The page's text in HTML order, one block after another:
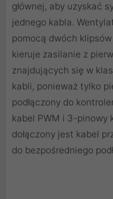
głównej, aby uzyskać
jednego kabla.
pomocą dwóch
kieruje zasilanie z
znajdujących się w
kabli, ponieważ tylko
podłączony do
kabel PWM i 3-pinowy
dołączony jest kabel
do bezpośredniego